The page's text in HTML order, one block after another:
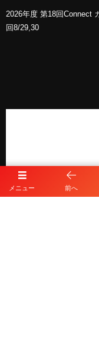
メニュー 前へ
2026年度 第18回Connect
回8/29,30